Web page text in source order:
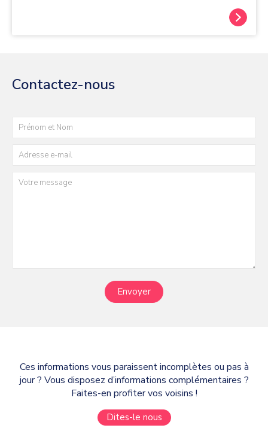
Contactez-nous
Envoyer
Ces informations vous paraissent incomplètes ou pas à
jour ? Vous disposez d’informations complémentaires ?
Faites-en profiter vos voisins !
Dites-le nous